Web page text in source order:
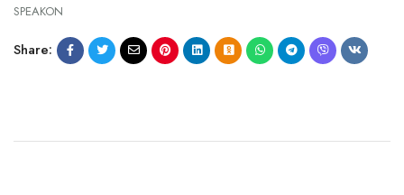
SPEAKON
Share: